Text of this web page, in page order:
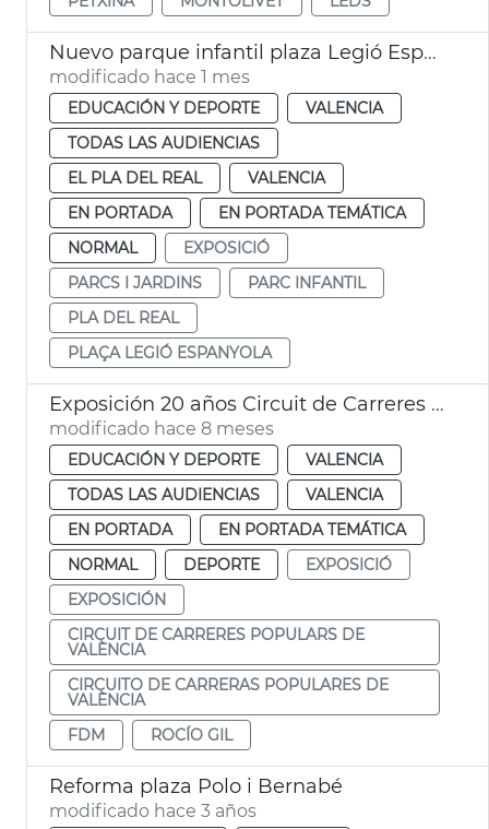
Nuevo parque infantil plaza Legió Espanyola València
modificado hace 1 mes
EDUCACIÓN Y DEPORTE
VALENCIA
TODAS LAS AUDIENCIAS
EL PLA DEL REAL
VALENCIA
EN PORTADA
EN PORTADA TEMÁTICA
NORMAL
EXPOSICIÓ
PARCS I JARDINS
PARC INFANTIL
PLA DEL REAL
PLAÇA LEGIÓ ESPANYOLA
Exposición 20 años Circuit de Carreres Caixa Popular Ciutat de València
modificado hace 8 meses
EDUCACIÓN Y DEPORTE
VALENCIA
TODAS LAS AUDIENCIAS
VALENCIA
EN PORTADA
EN PORTADA TEMÁTICA
NORMAL
DEPORTE
EXPOSICIÓ
EXPOSICIÓN
CIRCUIT DE CARRERES POPULARS DE
VALÈNCIA
CIRCUITO DE CARRERAS POPULARES DE
VALÈNCIA
FDM
ROCÍO GIL
Reforma plaza Polo i Bernabé
modificado hace 3 años